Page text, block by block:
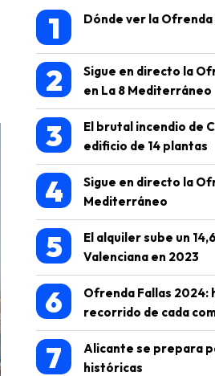
1 Dónde ver la
2
Sigue en directo la
en La 8 Mediterráneo
3
El brutal incendio de
edificio de 14 plantas
4
Sigue en directo la
Mediterráneo
5
El alquiler sube un
Valenciana en 2023
6
Ofrenda Fallas 2024:
recorrido de cada
7
Alicante se prepara
históricas